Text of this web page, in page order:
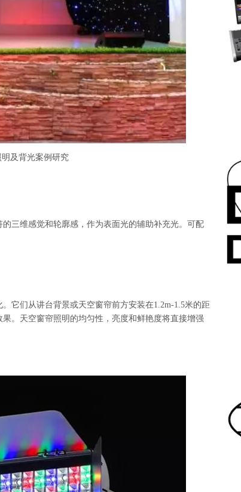
及背光案例研究
三维感觉和轮廓感，作为表面光的辅助补充光。可配
它们从讲台背景或天空窗帘前方安装在1.2m-1.5米的距
。天空窗帘照明的均匀性，亮度和鲜艳度将直接增强